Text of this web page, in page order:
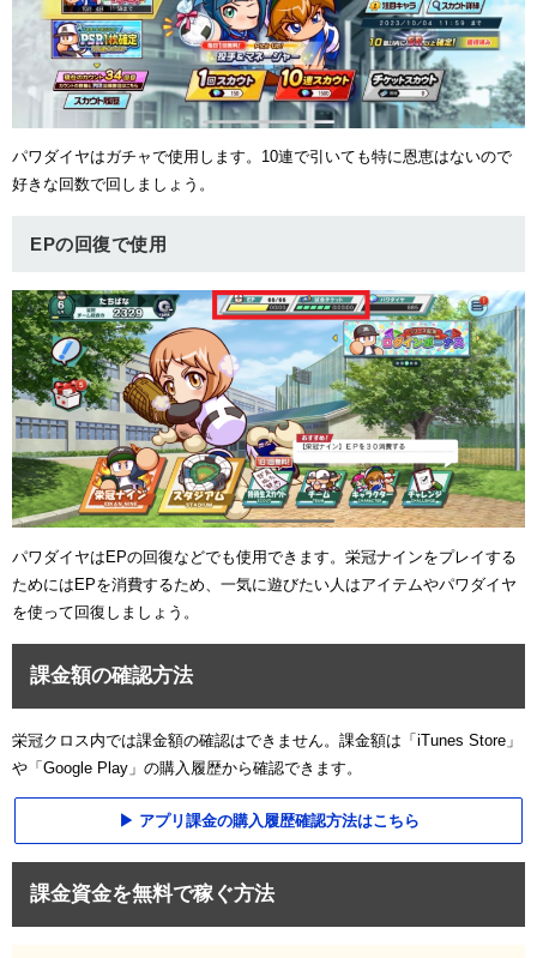
パワダイヤはガチャで使用します。10連で引いても特に恩恵はないので
好きな回数で回しましょう。
EPの回復で使用
パワダイヤはEPの回復などでも使用できます。栄冠ナインをプレイする
ためにはEPを消費するため、一気に遊びたい人はアイテムやパワダイヤ
を使って回復しましょう。
課金額の確認方法
栄冠クロス内では課金額の確認はできません。課金額は「iTunes Store」
や「Google Play」の購入履歴から確認できます。
アプリ課金の購入履歴確認方法はこちら
課金資金を無料で稼ぐ方法